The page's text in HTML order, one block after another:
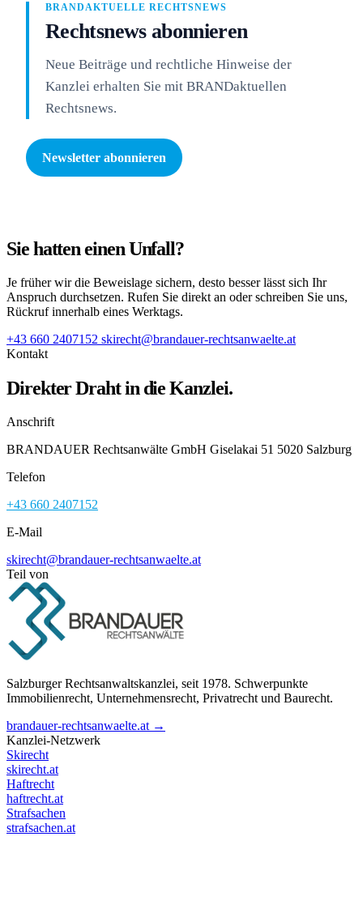
BRANDAKTUELLE RECHTSNEWS
Rechtsnews abonnieren
Neue Beiträge und rechtliche Hinweise der
Kanzlei erhalten Sie mit BRANDaktuellen
Rechtsnews.
Newsletter abonnieren
Sie hatten einen Unfall?
Je früher wir die Beweislage sichern, desto besser lässt sich Ihr
Anspruch durchsetzen. Rufen Sie direkt an oder schreiben Sie uns,
Rückruf innerhalb eines Werktags.
+43 660 2407152 skirecht@brandauer-rechtsanwaelte.at
Kontakt
Direkter Draht in die Kanzlei.
Anschrift
BRANDAUER Rechtsanwälte GmbH Giselakai 51 5020 Salzburg
Telefon
+43 660 2407152
E-Mail
skirecht@brandauer-rechtsanwaelte.at
Teil von
Salzburger Rechtsanwaltskanzlei, seit 1978. Schwerpunkte
Immobilienrecht, Unternehmensrecht, Privatrecht und Baurecht.
brandauer-rechtsanwaelte.at →
Kanzlei-Netzwerk
Skirecht
skirecht.at
Haftrecht
haftrecht.at
Strafsachen
strafsachen.at